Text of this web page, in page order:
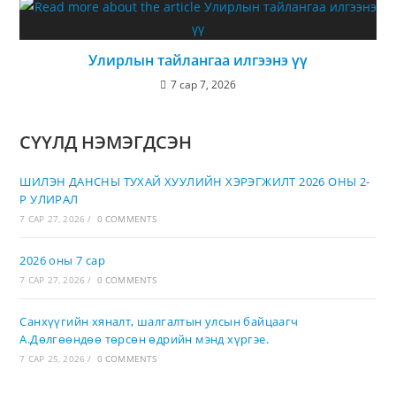
Улирлын тайлангаа илгээнэ үү
7 сар 7, 2026
СҮҮЛД НЭМЭГДСЭН
ШИЛЭН ДАНСНЫ ТУХАЙ ХУУЛИЙН ХЭРЭГЖИЛТ 2026 ОНЫ 2-
Р УЛИРАЛ
7 САР 27, 2026 / 0 COMMENTS
2026 оны 7 сар
7 САР 27, 2026 / 0 COMMENTS
Санхүүгийн хяналт, шалгалтын улсын байцаагч
А.Дөлгөөндөө төрсөн өдрийн мэнд хүргэе.
7 САР 25, 2026 / 0 COMMENTS